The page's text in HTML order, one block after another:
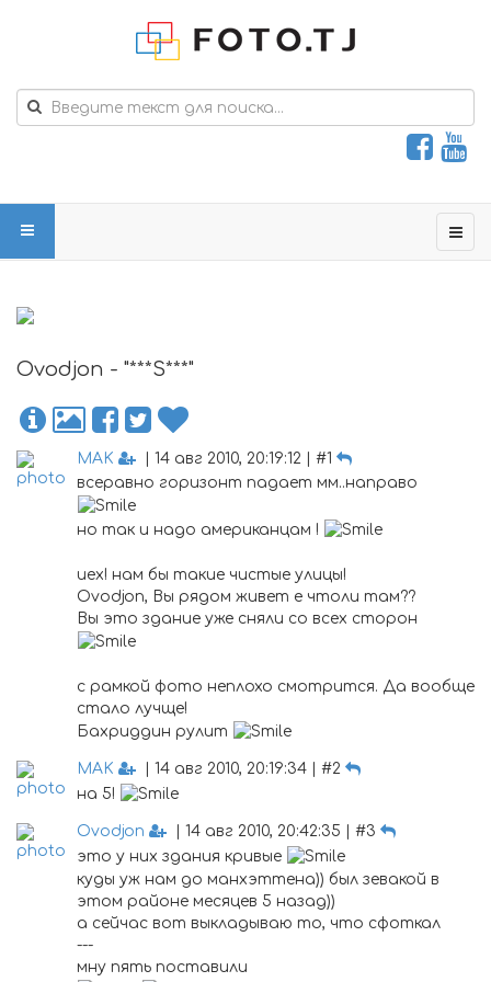
Ovodjon - "***S***"
MAK
| 14 авг 2010, 20:19:12 | #1
всеравно горизонт падает мм..направо
но так и надо американцам !
иех! нам бы такие чистые улицы!
Ovodjon, Вы рядом живет е чтоли там??
Вы это здание уже сняли со всех сторон
с рамкой фото неплохо смотрится. Да вообще
стало лучще!
Бахриддин рулит
MAK
| 14 авг 2010, 20:19:34 | #2
на 5!
Ovodjon
| 14 авг 2010, 20:42:35 | #3
это у них здания кривые
куды уж нам до манхэттена)) был зевакой в
этом районе месяцев 5 назад))
а сейчас вот выкладываю то, что сфоткал
---
мну пять поставили